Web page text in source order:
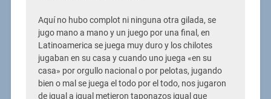
Aquí no hubo complot ni ninguna otra gilada, se
jugo mano a mano y un juego por una final, en
Latinoamerica se juega muy duro y los chilotes
jugaban en su casa y cuando uno juega «en su
casa» por orgullo nacional o por pelotas, jugando
bien o mal se juega el todo por el todo, nos jugaron
de igual a igual metieron taponazos igual que